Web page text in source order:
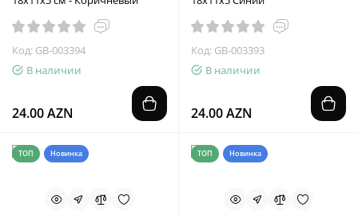
Код: GB-003394
В наличии
24.00 AZN
Код: GB-003393
В наличии
24.00 AZN
ТОП Новинка ТОП Новинка